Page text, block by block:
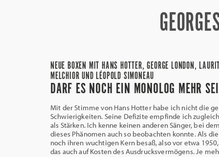
NEUE BOXEN MIT HANS HOTTER, GEORGE LONDON,
MELCHIOR UND LÉOPOLD SIMONEAU
DARF ES NOCH EIN MONOLOG MEHR
Mit der Stimme von Hans Hotter habe ich nicht die
Schwierigkeiten. Seine Defizite empfinde ich
als Stärken. Ich kenne keinen anderen Sänger, bei
dieses Phänomen auch so beobachten konnte. Als
noch ihren wuchtigen Kern besaß, also vor etwa
das auch auf Kosten des Ausdrucksvermögens. Je